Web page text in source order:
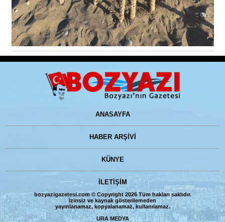
ANASAYFA
HABER ARŞİVİ
KÜNYE
İLETİŞİM
bozyazigazetesi.com © Copyright 2026 Tüm hakları saklıdır.
İzinsiz ve kaynak gösterilemeden
yayınlanamaz, kopyalanamaz, kullanılamaz.
URA MEDYA